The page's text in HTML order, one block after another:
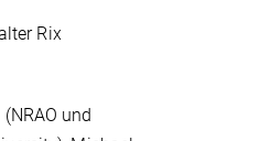
Rix
und